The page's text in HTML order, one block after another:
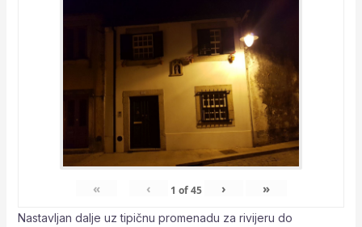
« ‹ 1 of45 › »
Nastavljan dalje uz tipičnu promenadu za rivijeru do